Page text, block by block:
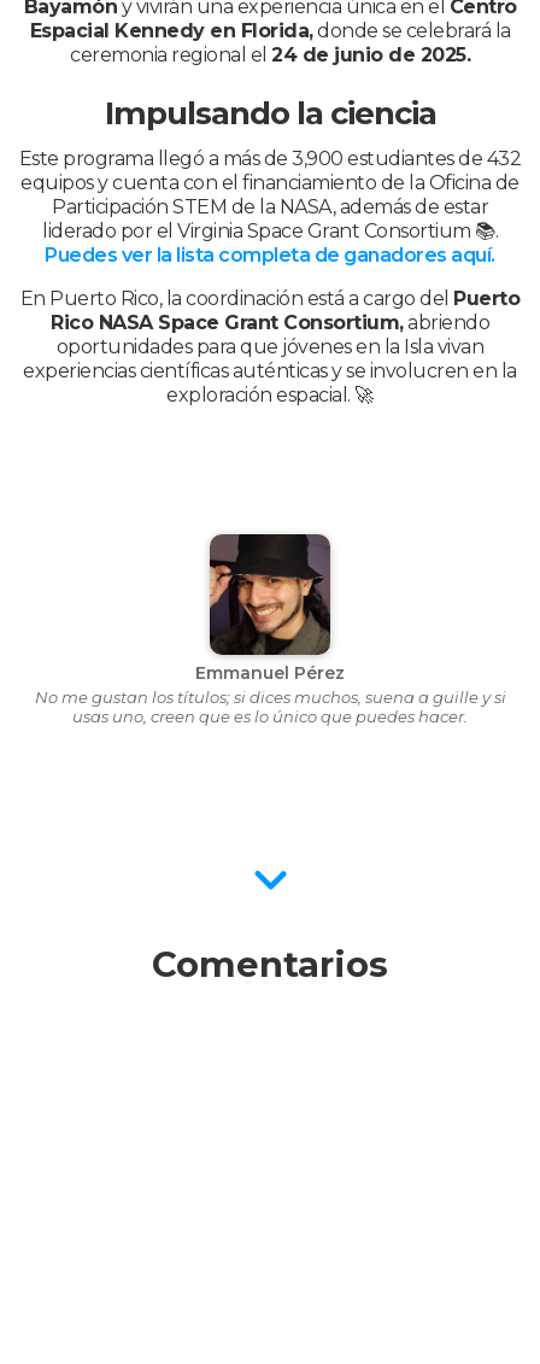
Bayamón y vivirán una experiencia única en el Centro
Espacial Kennedy en Florida,donde se celebrará la
ceremonia regional el 24 de junio de 2025.
Impulsando la ciencia
Este programa llegó a más de 3,900 estudiantes de 432
equipos y cuenta con el financiamiento de la Oficina de
Participación STEM de la NASA, además de estar
liderado por el Virginia Space Grant Consortium 📚.
Puedes ver la lista completa de ganadores aquí.
En Puerto Rico, la coordinación está a cargo del Puerto
Rico NASA Space Grant Consortium,abriendo
oportunidades para que jóvenes en la Isla vivan
experiencias científicas auténticas y se involucren en la
exploración espacial. 🚀
Emmanuel Pérez
No me gustan los títulos; si dices muchos, suena a guille y si
usas uno, creen que es lo único que puedes hacer.
Comentarios